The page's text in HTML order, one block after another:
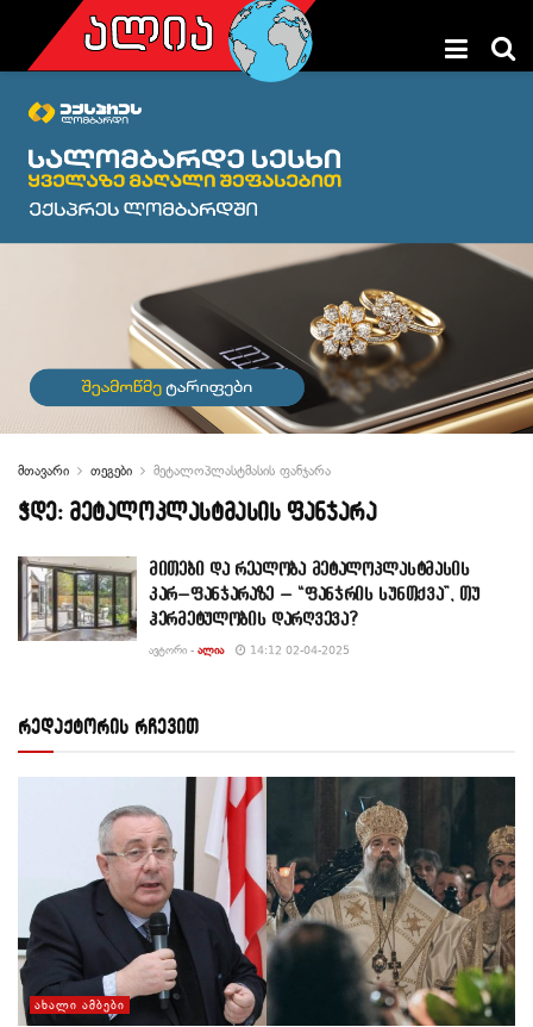
მთავარი თეგები მეტალოპლასტმასის ფანჯარა
ჭდე: მეტალოპლასტმასის ფანჯარა
მითები და რეალობა მეტალოპლასტმასის
კარ–ფანჯარაზე – “ფანჯრის სუნთქვა”, თუ
ჰერმეტულობის დარღვევა?
ᲐᲕᲢᲝᲠᲘ - ᲐᲚᲘᲐ 14:12 02-04-2025
რედაქტორის რჩევით
ᲐᲮᲐᲚᲘ ᲐᲛᲑᲔᲑᲘ